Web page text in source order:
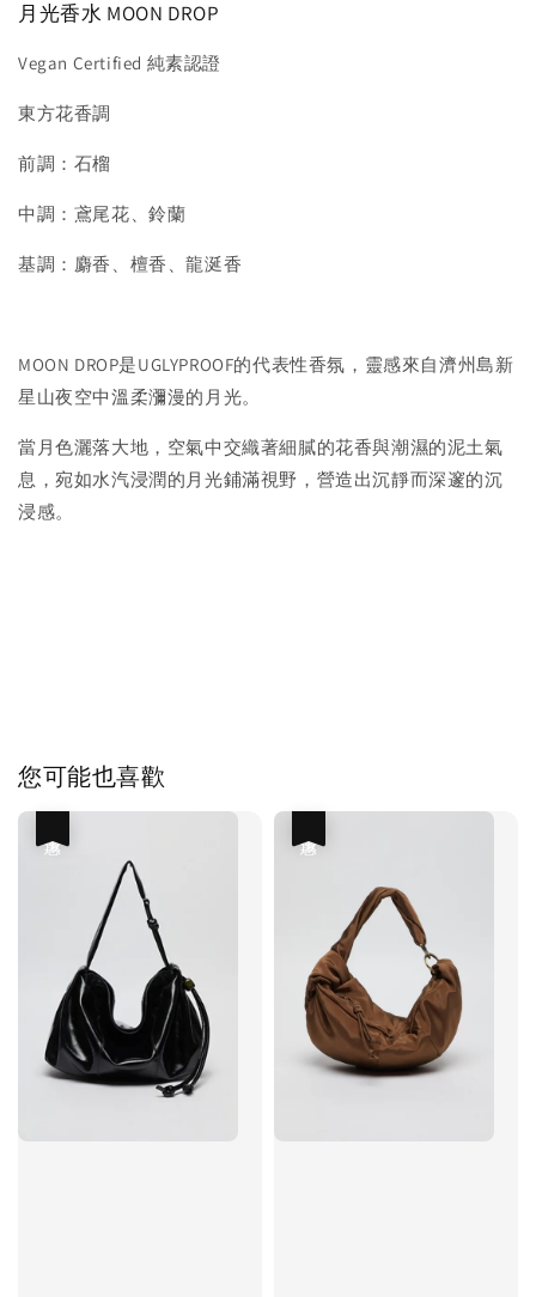
月光香水 MOON DROP
Vegan Certified 純素認證
東方花香調
前調：石榴
中調：鳶尾花、鈴蘭
基調：麝香、檀香、龍涎香
MOON DROP是UGLYPROOF的代表性香氛，靈感來自濟州島新
星山夜空中溫柔瀰漫的月光。
當月色灑落大地，空氣中交織著細膩的花香與潮濕的泥土氣
息，宛如水汽浸潤的月光鋪滿視野，營造出沉靜而深邃的沉
浸感。
您可能也喜歡